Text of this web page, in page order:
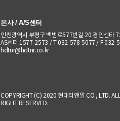
본사 / A/S센터
인천광역시 부평구 백범로577번길 20 경인센타
AS센터 1577-2573 / T 032-578-5077 / F 032-
hdtnr@hdtnr.co.kr
COPYRIGHT (C) 2020 현대티앤알 CO., LTD.
RIGHT RESERVED.